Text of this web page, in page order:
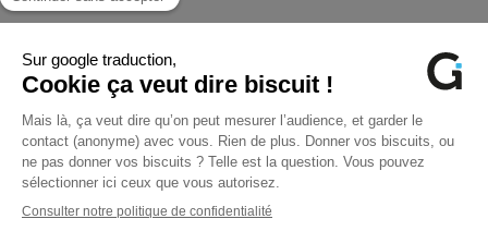
Stratégie & Conseil
Design Graphique
Photo, Vidéo & Motion design
Solutions Web
Réseaux sociaux